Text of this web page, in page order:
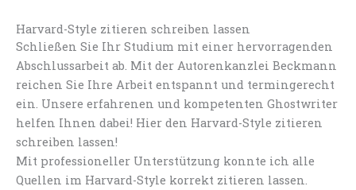
Harvard-Style zitieren schreiben lassen
Schließen Sie Ihr Studium mit einer hervorragenden
Abschlussarbeit ab. Mit der Autorenkanzlei Beckmann
reichen Sie Ihre Arbeit entspannt und termingerecht
ein. Unsere erfahrenen und kompetenten Ghostwriter
helfen Ihnen dabei! Hier den Harvard-Style zitieren
schreiben lassen!
Mit professioneller Unterstützung konnte ich alle
Quellen im Harvard-Style korrekt zitieren lassen.